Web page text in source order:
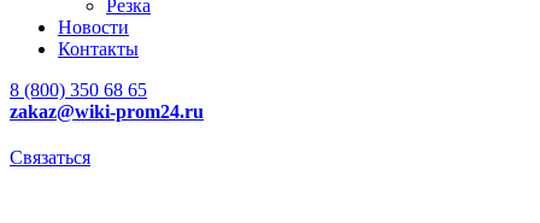
Резка
Новости
Контакты
8 (800) 350 68 65
zakaz@wiki-prom24.ru
Связаться